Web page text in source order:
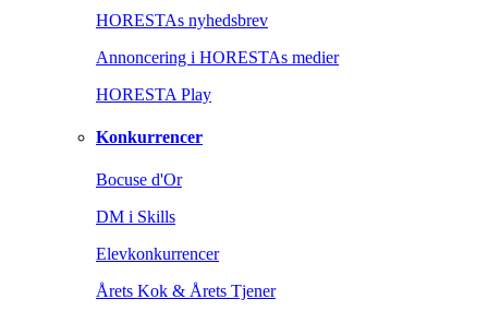
HORESTAs nyhedsbrev
Annoncering i HORESTAs medier
HORESTA Play
Konkurrencer
Bocuse d'Or
DM i Skills
Elevkonkurrencer
Årets Kok & Årets Tjener